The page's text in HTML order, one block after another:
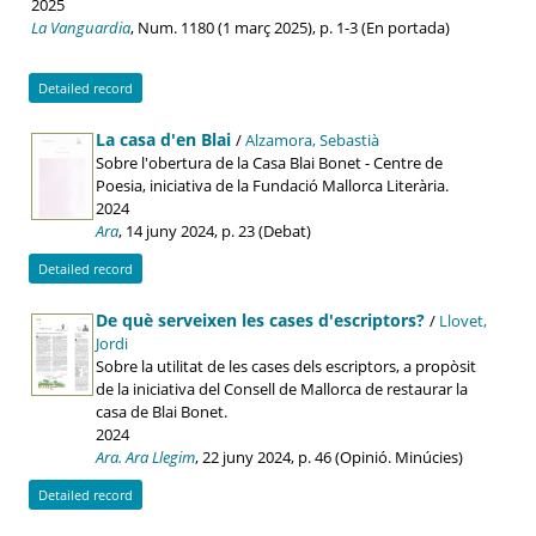
2025
La Vanguardia, Num. 1180 (1 març 2025), p. 1-3 (En portada)
Detailed record
La casa d'en Blai /Alzamora, Sebastià
Sobre l'obertura de la Casa Blai Bonet - Centre de
Poesia, iniciativa de la Fundació Mallorca Literària.
2024
Ara, 14 juny 2024, p. 23 (Debat)
Detailed record
De què serveixen les cases d'escriptors? / Llovet,
Jordi
Sobre la utilitat de les cases dels escriptors, a propòsit
de la iniciativa del Consell de Mallorca de restaurar la
casa de Blai Bonet.
2024
Ara. Ara Llegim, 22 juny 2024, p. 46 (Opinió. Minúcies)
Detailed record